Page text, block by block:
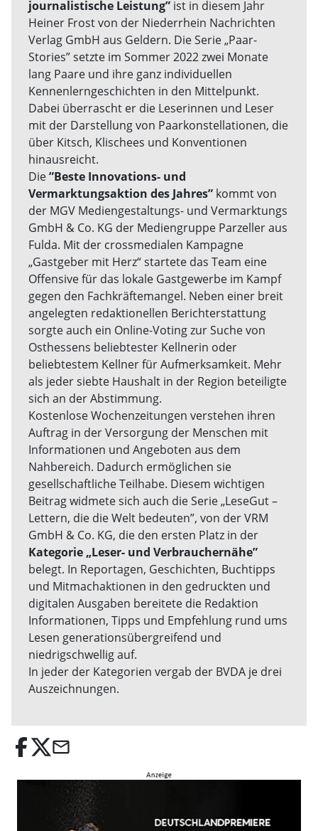
journalistische Leistung” ist in diesem Jahr
Heiner Frost von der Niederrhein Nachrichten
Verlag GmbH aus Geldern. Die Serie „Paar-
Stories” setzte im Sommer 2022 zwei Monate
lang Paare und ihre ganz individuellen
Kennenlerngeschichten in den Mittelpunkt.
Dabei überrascht er die Leserinnen und Leser
mit der Darstellung von Paarkonstellationen, die
über Kitsch, Klischees und Konventionen
hinausreicht.
Die”Beste Innovations- und
Vermarktungsaktion des Jahres” kommt von
der MGV Mediengestaltungs- und Vermarktungs
GmbH & Co. KG der Mediengruppe Parzeller aus
Fulda. Mit der crossmedialen Kampagne
„Gastgeber mit Herz“ startete das Team eine
Offensive für das lokale Gastgewerbe im Kampf
gegen den Fachkräftemangel. Neben einer breit
angelegten redaktionellen Berichterstattung
sorgte auch ein Online-Voting zur Suche von
Osthessens beliebtester Kellnerin oder
beliebtestem Kellner für Aufmerksamkeit. Mehr
als jeder siebte Haushalt in der Region beteiligte
sich an der Abstimmung.
Kostenlose Wochenzeitungen verstehen ihren
Auftrag in der Versorgung der Menschen mit
Informationen und Angeboten aus dem
Nahbereich. Dadurch ermöglichen sie
gesellschaftliche Teilhabe. Diesem wichtigen
Beitrag widmete sich auch die Serie „LeseGut –
Lettern, die die Welt bedeuten”, von der VRM
GmbH & Co. KG, die den ersten Platz in der
Kategorie „Leser- und Verbrauchernähe”
belegt. In Reportagen, Geschichten, Buchtipps
und Mitmachaktionen in den gedruckten und
digitalen Ausgaben bereitete die Redaktion
Informationen, Tipps und Empfehlung rund ums
Lesen generationsübergreifend und
niedrigschwellig auf.
In jeder der Kategorien vergab der BVDA je drei
Auszeichnungen.
email